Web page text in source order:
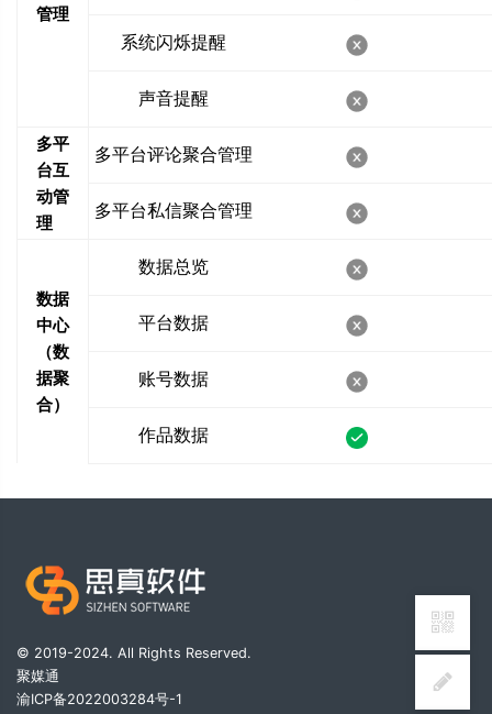
管理
系统闪烁提醒
声音提醒
多平
台互
动管
理
多平台评论聚合管理
多平台私信聚合管理
数据
中心
（数
据聚
合）
数据总览
平台数据
账号数据
作品数据
© 2019-2024. All Rights Reserved.
聚媒通
渝ICP备2022003284号-1